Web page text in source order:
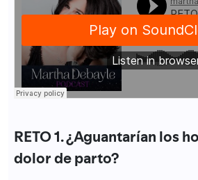
RETO 1. ¿Aguantarían los
dolor de parto?